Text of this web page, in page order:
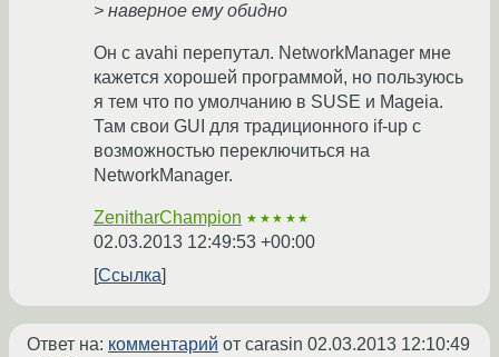
> наверное ему обидно
Он с avahi перепутал. NetworkManager мне
кажется хорошей программой, но пользуюсь
я тем что по умолчанию в SUSE и Mageia.
Там свои GUI для традиционного if-up с
возможностью переключиться на
NetworkManager.
ZenitharChampion ★★★★★
02.03.2013 12:49:53 +00:00
Ссылка
Ответ на: комментарий от carasin 02.03.2013 12:10:49